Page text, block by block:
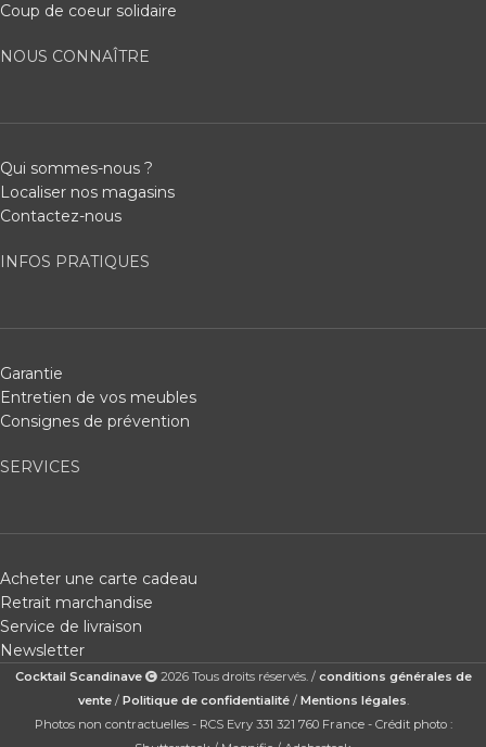
Coup de coeur solidaire
NOUS CONNAÎTRE
Qui sommes-nous ?
Localiser nos magasins
Contactez-nous
INFOS PRATIQUES
Garantie
Entretien de vos meubles
Consignes de prévention
SERVICES
Acheter une carte cadeau
Retrait marchandise
Service de livraison
Newsletter
Cocktail Scandinave 2026 Tous droits réservés. / conditions générales de
vente/ Politique de confidentialité/ Mentions légales.
Photos non contractuelles - RCS Evry 331 321 760 France - Crédit photo :